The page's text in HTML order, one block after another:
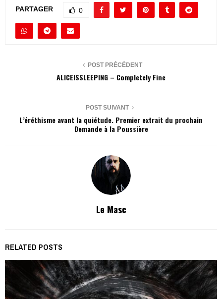
PARTAGER 0
POST PRÉCÉDENT
ALICEISSLEEPING – Completely Fine
POST SUIVANT
L’éréthisme avant la quiétude. Premier extrait du prochain
Demande à la Poussière
Le Masc
RELATED POSTS